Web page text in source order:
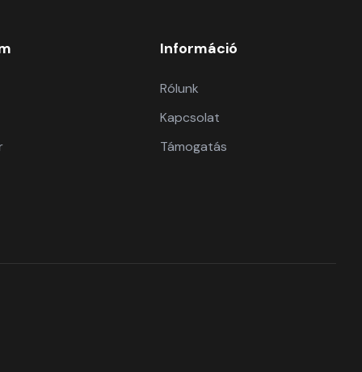
Információ
Rólunk
Kapcsolat
Támogatás